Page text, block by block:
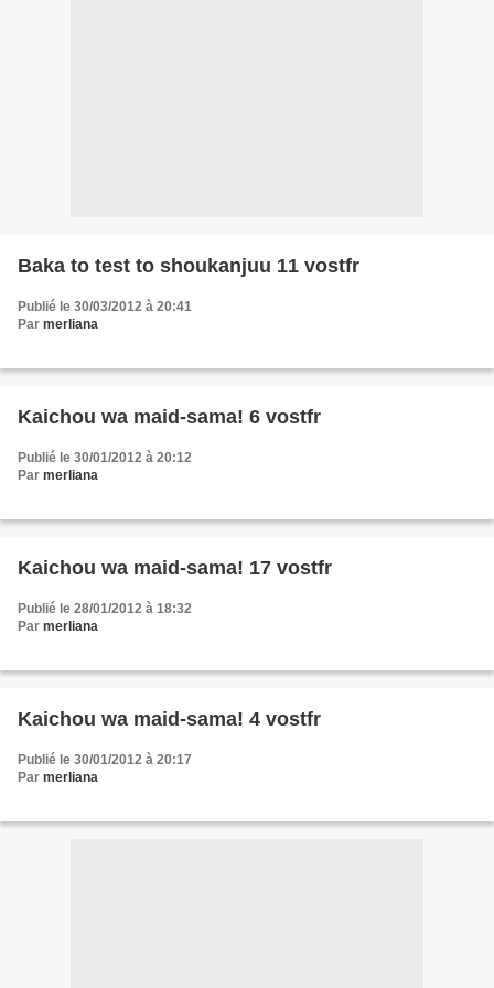
Baka to test to shoukanjuu 11 vostfr
Publié le 30/03/2012 à 20:41
Par merliana
Kaichou wa maid-sama! 6 vostfr
Publié le 30/01/2012 à 20:12
Par merliana
Kaichou wa maid-sama! 17 vostfr
Publié le 28/01/2012 à 18:32
Par merliana
Kaichou wa maid-sama! 4 vostfr
Publié le 30/01/2012 à 20:17
Par merliana